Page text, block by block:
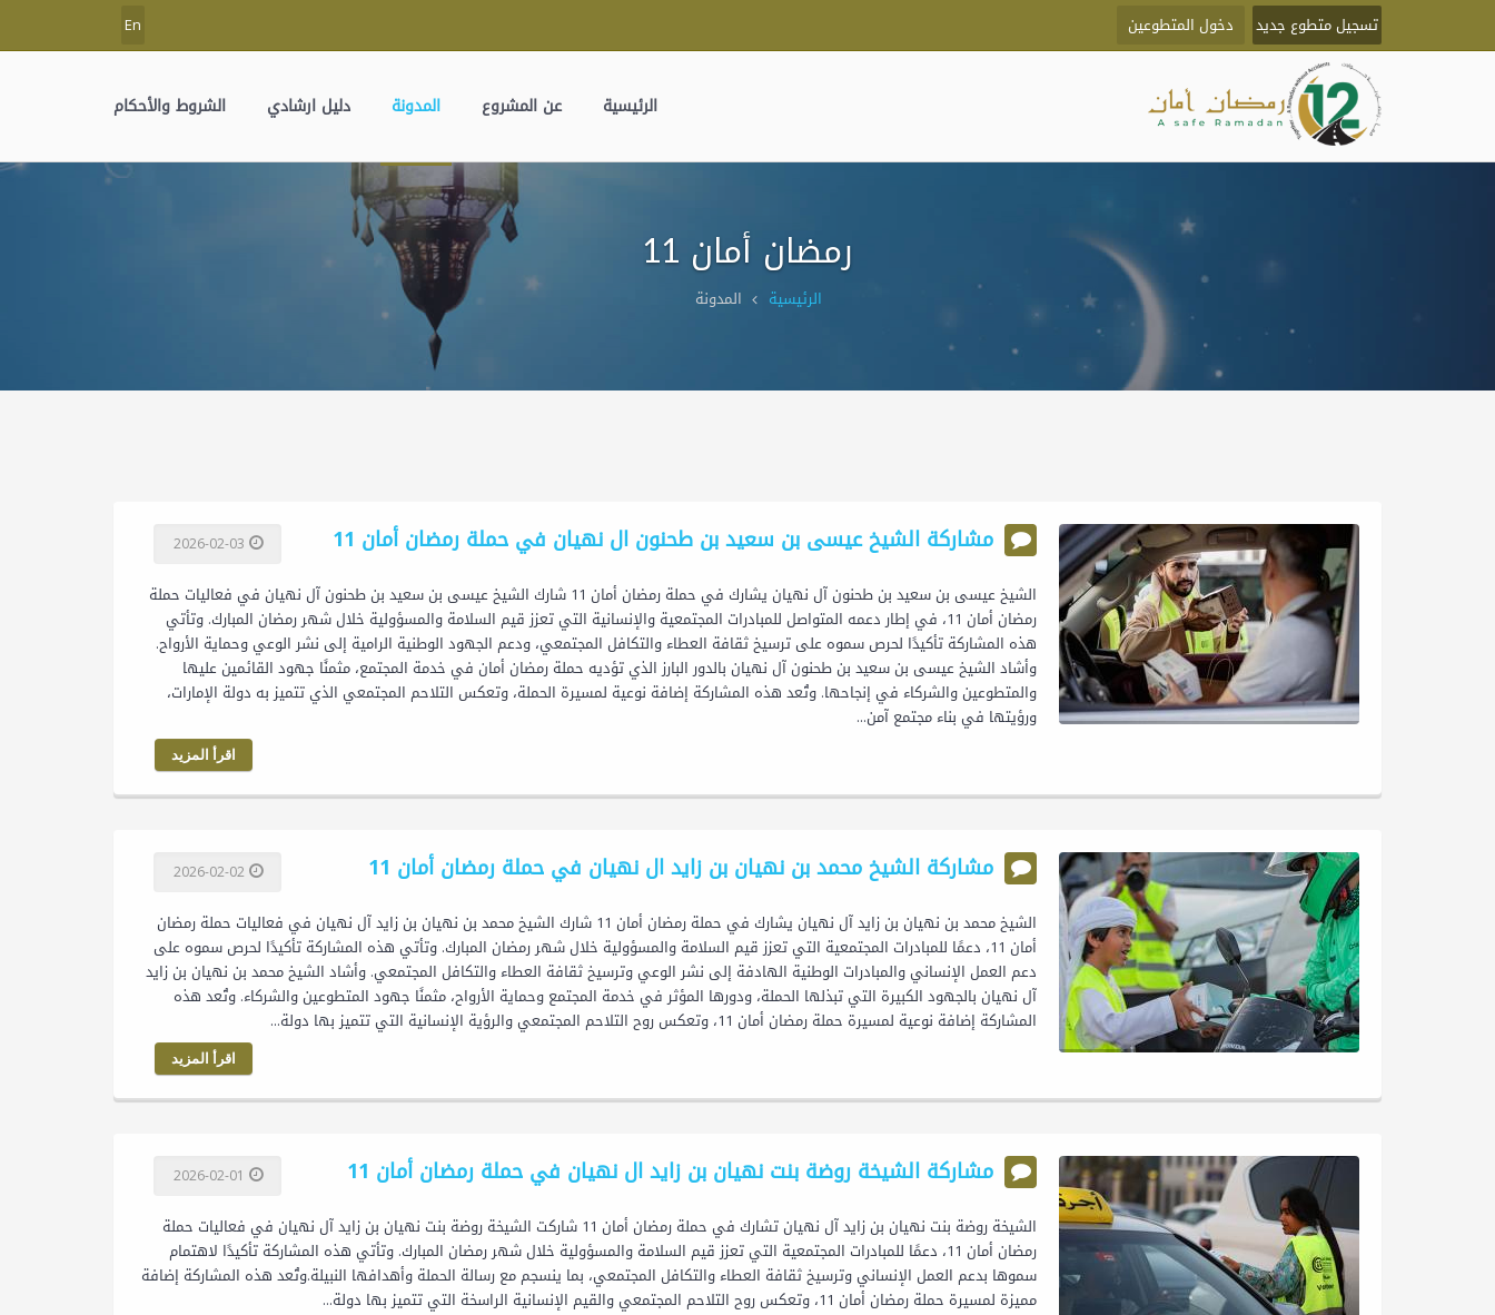
تسجيل متطوع جديد دخول المتطوعين En
الرئيسية عن المشروع المدونة دليل ارشادي الشروط والأحكام
رمضان أمان 11
الرئيسية المدونة
مشاركة الشيخ عيسى بن سعيد بن طحنون ال نهيان في حملة رمضان أمان 11 2026-02-03
الشيخ عيسى بن سعيد بن طحنون آل نهيان يشارك في حملة رمضان أمان 11 شارك الشيخ عيسى بن سعيد بن طحنون آل نهيان في فعاليات حملة
رمضان أمان 11، في إطار دعمه المتواصل للمبادرات المجتمعية والإنسانية التي تعزز قيم السلامة والمسؤولية خلال شهر رمضان المبارك. وتأتي
هذه المشاركة تأكيدًا لحرص سموه على ترسيخ ثقافة العطاء والتكافل المجتمعي، ودعم الجهود الوطنية الرامية إلى نشر الوعي وحماية الأرواح.
وأشاد الشيخ عيسى بن سعيد بن طحنون آل نهيان بالدور البارز الذي تؤديه حملة رمضان أمان في خدمة المجتمع، مثمنًا جهود القائمين عليها
والمتطوعين والشركاء في إنجاحها. وتُعد هذه المشاركة إضافة نوعية لمسيرة الحملة، وتعكس التلاحم المجتمعي الذي تتميز به دولة الإمارات،
ورؤيتها في بناء مجتمع آمن...
اقرأ المزيد
مشاركة الشيخ محمد بن نهيان بن زايد ال نهيان في حملة رمضان أمان 11 2026-02-02
الشيخ محمد بن نهيان بن زايد آل نهيان يشارك في حملة رمضان أمان 11 شارك الشيخ محمد بن نهيان بن زايد آل نهيان في فعاليات حملة رمضان
أمان 11، دعمًا للمبادرات المجتمعية التي تعزز قيم السلامة والمسؤولية خلال شهر رمضان المبارك. وتأتي هذه المشاركة تأكيدًا لحرص سموه على
دعم العمل الإنساني والمبادرات الوطنية الهادفة إلى نشر الوعي وترسيخ ثقافة العطاء والتكافل المجتمعي. وأشاد الشيخ محمد بن نهيان بن زايد
آل نهيان بالجهود الكبيرة التي تبذلها الحملة، ودورها المؤثر في خدمة المجتمع وحماية الأرواح، مثمنًا جهود المتطوعين والشركاء. وتُعد هذه
المشاركة إضافة نوعية لمسيرة حملة رمضان أمان 11، وتعكس روح التلاحم المجتمعي والرؤية الإنسانية التي تتميز بها دولة...
اقرأ المزيد
مشاركة الشيخة روضة بنت نهيان بن زايد ال نهيان في حملة رمضان أمان 11 2026-02-01
الشيخة روضة بنت نهيان بن زايد آل نهيان تشارك في حملة رمضان أمان 11 شاركت الشيخة روضة بنت نهيان بن زايد آل نهيان في فعاليات حملة
رمضان أمان 11، دعمًا للمبادرات المجتمعية التي تعزز قيم السلامة والمسؤولية خلال شهر رمضان المبارك. وتأتي هذه المشاركة تأكيدًا لاهتمام
سموها بدعم العمل الإنساني وترسيخ ثقافة العطاء والتكافل المجتمعي، بما ينسجم مع رسالة الحملة وأهدافها النبيلة.وتُعد هذه المشاركة إضافة
مميزة لمسيرة حملة رمضان أمان 11، وتعكس روح التلاحم المجتمعي والقيم الإنسانية الراسخة التي تتميز بها دولة...